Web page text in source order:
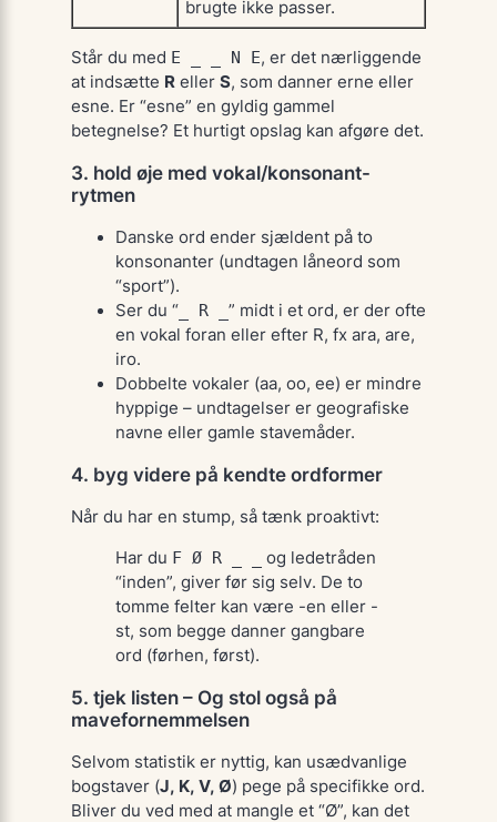
brugte ikke passer.
Står du med E _ _ N E, er det nærliggende
at indsætte Reller S, som danner erne eller
esne. Er “esne” en gyldig gammel
betegnelse? Et hurtigt opslag kan afgøre det.
3. hold øje med vokal/konsonant-
rytmen
Danske ord ender sjældent på to
konsonanter (undtagen låneord som
“sport”).
Ser du “_ R _ ” midt i et ord, er der ofte
en vokal foran eller efter R, fx ara, are,
iro.
Dobbelte vokaler (aa, oo, ee) er mindre
hyppige – undtagelser er geografiske
navne eller gamle stavemåder.
4. byg videre på kendte ordformer
Når du har en stump, så tænk proaktivt:
Har du F Ø R _ _
og ledetråden
“inden”, giver førsig selv. De to
tomme felter kan være -en eller -
st, som begge danner gangbare
ord (førhen, først).
5. tjek listen – Og stol også på
mavefornemmelsen
Selvom statistik er nyttig, kan usædvanlige
bogstaver (J, K, V, Ø) pege på specifikke ord.
Bliver du ved med at mangle et “Ø”, kan det